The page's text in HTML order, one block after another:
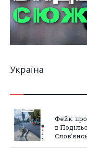
Україна
Фейк:
в